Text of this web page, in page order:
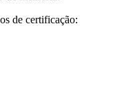
de certificação: